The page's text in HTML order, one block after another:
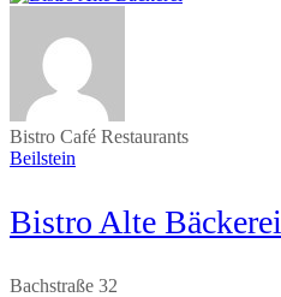
Bistro Café Restaurants
Beilstein
Bistro Alte Bäckerei
Bachstraße 32